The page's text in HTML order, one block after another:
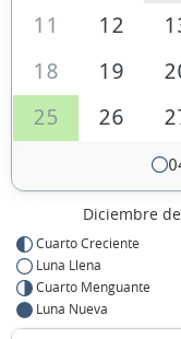
11
12
18
19
25
26
Diciembre
Cuarto Creciente
Luna Llena
Cuarto Menguante
Luna Nueva